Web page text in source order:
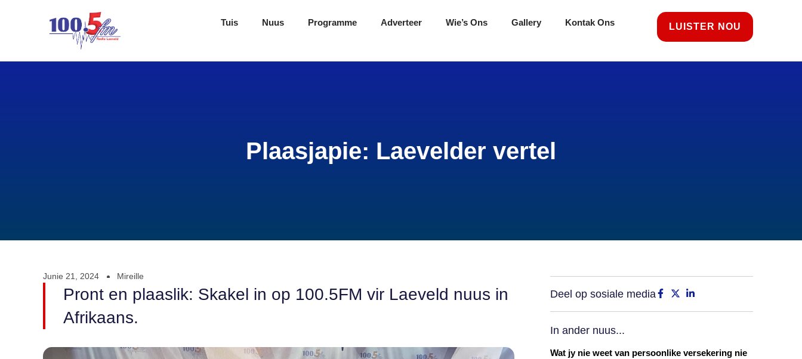
Tuis Nuus Programme Adverteer Wie’s Ons Gallery Kontak Ons LUISTER NOU
Plaasjapie: Laevelder vertel
Junie 21, 2024 Mireille
Pront en plaaslik: Skakel in op 100.5FM vir Laeveld nuus in
Afrikaans.
Deel op sosiale media
In ander nuus...
Wat jy nie weet van persoonlike versekering nie